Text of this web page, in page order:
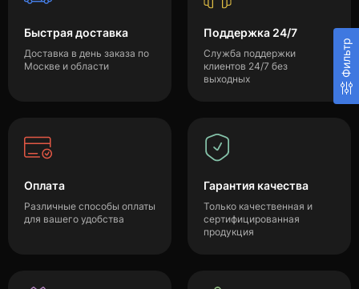
Фильтр
Быстрая доставка
Доставка в день заказа по
Москве и области
Поддержка 24/7
Служба поддержки
клиентов 24/7 без
выходных
Оплата
Различные способы оплаты
для вашего удобства
Гарантия качества
Только качественная и
сертифицированная
продукция